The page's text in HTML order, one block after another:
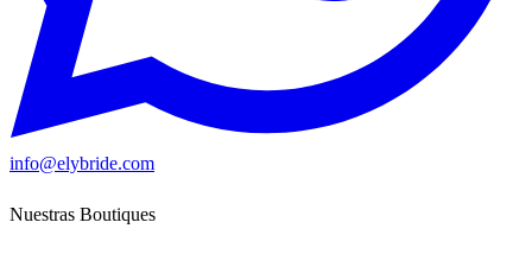
info@elybride.com
Nuestras Boutiques